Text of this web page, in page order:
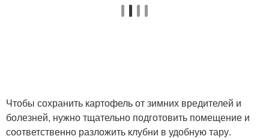
Чтобы сохранить картофель от зимних вредителей и
болезней, нужно тщательно подготовить помещение и
соответственно разложить клубни в удобную тару.